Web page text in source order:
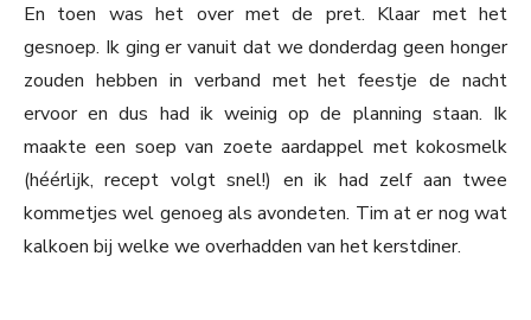
En toen was het over met de pret. Klaar met het
gesnoep. Ik ging er vanuit dat we donderdag geen honger
zouden hebben in verband met het feestje de nacht
ervoor en dus had ik weinig op de planning staan. Ik
maakte een soep van zoete aardappel met kokosmelk
(héérlijk, recept volgt snel!) en ik had zelf aan twee
kommetjes wel genoeg als avondeten. Tim at er nog wat
kalkoen bij welke we overhadden van het kerstdiner.